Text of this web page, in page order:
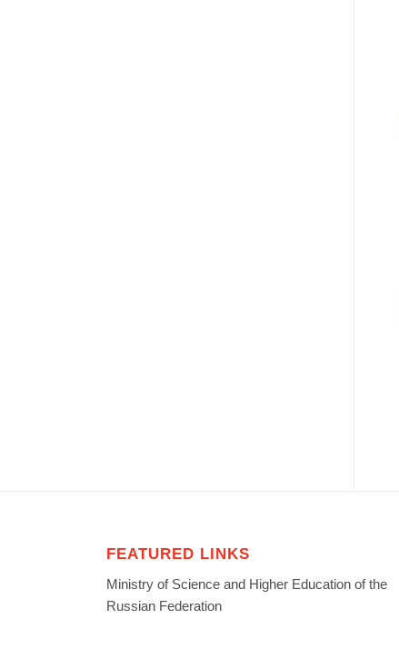
FEATURED LINKS
Ministry of Science and Higher Education of the
Russian Federation